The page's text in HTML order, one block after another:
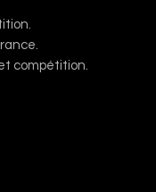
compétition.